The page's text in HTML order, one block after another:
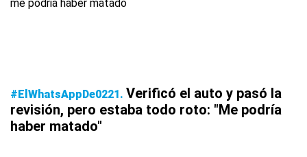
#ElWhatsAppDe0221 Verificó el auto y pasó la
revisión, pero estaba todo roto: "Me podría
haber matado"